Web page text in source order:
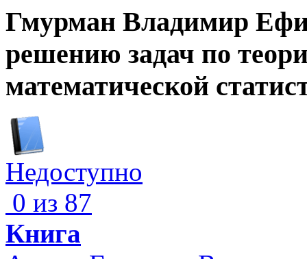
Гмурман Владимир
решению задач по
математической
Недоступно
0 из 87
Книга